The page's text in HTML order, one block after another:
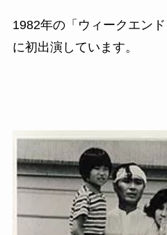
1982年の「ウィークエン
に初出演しています。